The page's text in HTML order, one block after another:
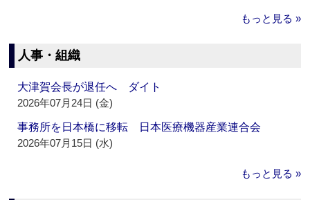
もっと見る »
人事・組織
大津賀会長が退任へ ダイト
2026年07月24日 (金)
事務所を日本橋に移転 日本医療機器産業連合会
2026年07月15日 (水)
もっと見る »